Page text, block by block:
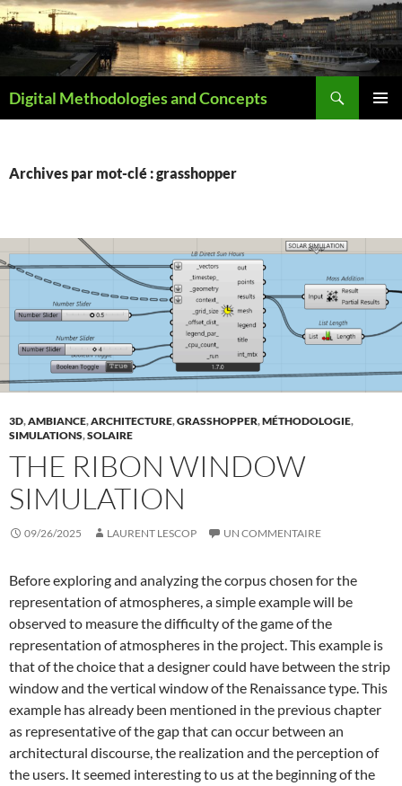
Aller
au
contenu
Digital Methodologies and Concepts
Archives par mot-clé : grasshopper
3D,AMBIANCE,ARCHITECTURE,GRASSHOPPER,MÉTHODOLOGIE,
SIMULATIONS,SOLAIRE
THE RIBON WINDOW
SIMULATION
09/26/2025 LAURENT LESCOP UN COMMENTAIRE
Before exploring and analyzing the corpus chosen for the
representation of atmospheres, a simple example will be
observed to measure the difficulty of the game of the
representation of atmospheres in the project. This example is
that of the choice that a designer could have between the strip
window and the vertical window of the Renaissance type. This
example has already been mentioned in the previous chapter
as representative of the gap that can occur between an
architectural discourse, the realization and the perception of
the users. It seemed interesting to us at the beginning of the